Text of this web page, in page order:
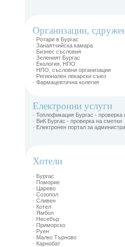
Организации,
· Ротари в Бургас
· Занаятчийска камара
· Бизнес съсловия
· Зеленият Бургас
· Екология, НПО
· НПО, съсловни организации
· Регионален лекарски съюз
· Фармацевтична колегия
Електронни услуги
· Топлофикация Бургас - проверка
· ВиК Бургас - проверка на сметки
· Електронен портал за
Хотели
· Бургас
· Поморие
· Царево
· Созопол
· Сливен
· Котел
· Ямбол
· Несебър
· Приморско
· Руен
· Малко Търново
· Карнобат